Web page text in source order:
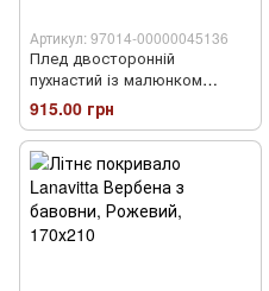
Артикул: 97014-00000045136
Плед двосторонній
пухнастий із малюнком
Квітка
915.00 грн